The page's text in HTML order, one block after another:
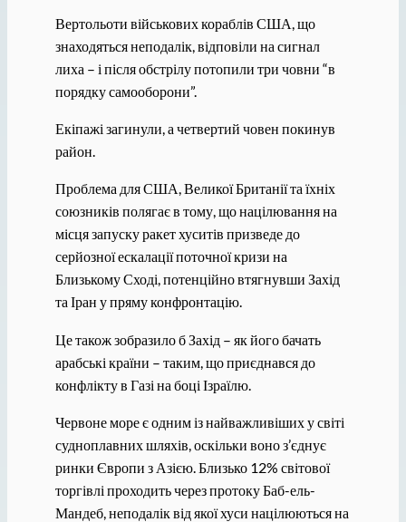
Вертольоти військових кораблів США, що
знаходяться неподалік, відповіли на сигнал
лиха – і після обстрілу потопили три човни “в
порядку самооборони”.
Екіпажі загинули, а четвертий човен покинув
район.
Проблема для США, Великої Британії та їхніх
союзників полягає в тому, що націлювання на
місця запуску ракет хуситів призведе до
серйозної ескалації поточної кризи на
Близькому Сході, потенційно втягнувши Захід
та Іран у пряму конфронтацію.
Це також зобразило б Захід – як його бачать
арабські країни – таким, що приєднався до
конфлікту в Газі на боці Ізраїлю.
Червоне море є одним із найважливіших у світі
судноплавних шляхів, оскільки воно з’єднує
ринки Європи з Азією. Близько 12% світової
торгівлі проходить через протоку Баб-ель-
Мандеб, неподалік від якої хуси націлюються на